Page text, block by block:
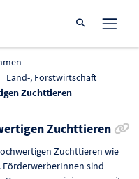
Suche öffnen
Land-, Forstwirtschaft
Zuchttieren
Zuchttieren
Zuchttieren wie
FörderwerberInnen sind